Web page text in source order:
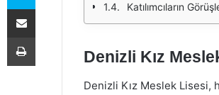
Katılımcıların
Denizli Kız
Denizli Kız Meslek
E-Posta ile paylaş